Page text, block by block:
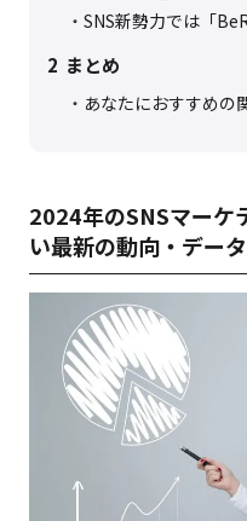
SNS新勢力では「
2 まとめ
あなたにおすすめの
2024年のSNSマーケ
い最新の動向・データ